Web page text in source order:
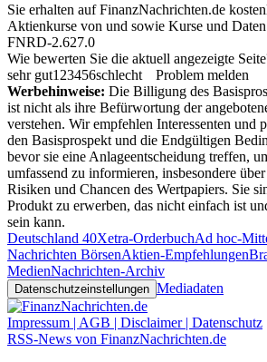
Sie erhalten auf FinanzNachrichten.de
Aktienkurse von und sowie Kurse und
FNRD-2.627.0
Wie bewerten Sie die aktuell angezeigte
sehr gut1 23456schlecht
Problem melden
Werbehinweise: Die Billigung des
ist nicht als ihre Befürwortung der
verstehen. Wir empfehlen Interessenten und
den Basisprospekt und die Endgültigen
bevor sie eine Anlageentscheidung treffen,
umfassend zu informieren, insbesondere
Risiken und Chancen des Wertpapiers. Sie
Produkt zu erwerben, das nicht einfach ist
sein kann.
Deutschland 40Xetra-OrderbuchAd hoc-
Nachrichten BörsenAktien-Empfehlungen
MedienNachrichten-Archiv
Datenschutzeinstellungen Mediadaten
Impressum | AGB | Disclaimer | Datenschutz
RSS-News von FinanzNachrichten.de